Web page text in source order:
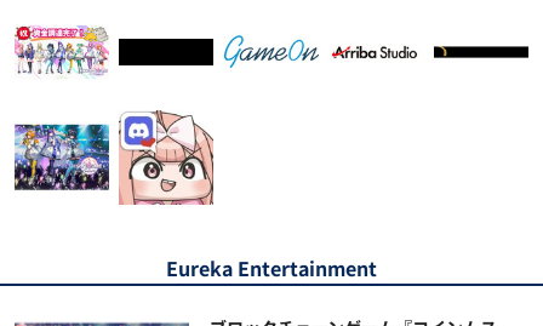
Eureka Entertainment